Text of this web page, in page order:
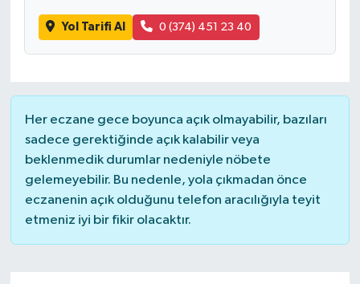
Yol Tarifi Al 0 (374) 451 23 40
Her eczane gece boyunca açık olmayabilir, bazıları
sadece gerektiğinde açık kalabilir veya
beklenmedik durumlar nedeniyle nöbete
gelemeyebilir. Bu nedenle, yola çıkmadan önce
eczanenin açık olduğunu telefon aracılığıyla teyit
etmeniz iyi bir fikir olacaktır.